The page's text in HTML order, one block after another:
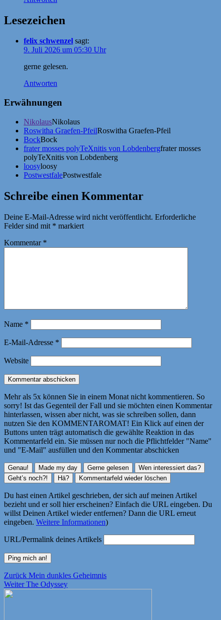
Lesezeichen
felix schwenzel sagt:
9. Juli 2026 um 05:30 Uhr
gerne gelesen.
Antworten
Erwähnungen
NikolausNikolaus
Roswitha Graefen-PfeilRoswitha Graefen-Pfeil
BockBock
frater mosses polyTeXnitis von Lobdenbergfrater mosses
polyTeXnitis von Lobdenberg
loosyloosy
PostwestfalePostwestfale
Schreibe einen Kommentar
Deine E-Mail-Adresse wird nicht veröffentlicht. Erforderliche
Felder sind mit * markiert
Kommentar *
Name *
E-Mail-Adresse *
Website
Mehr als 5x können Sie in einem Monat nicht kommentieren. So
sorry! Ist das Gegenteil der Fall und sie möchten einen Kommentar
hinterlassen, wissen aber nicht, was sie schreiben sollen, dann
nutzen Sie den KOMMENTAROMAT! Ein Klick auf einen der
Buttons unten trägt automatisch die gewählte Reaktion in das
Kommentarfeld ein. Sie müssen nur noch die Pflichtfelder "Name"
und "E-Mail" ausfüllen und den Kommentar abschicken
Du hast einen Artikel geschrieben, der sich auf meinen Artikel
bezieht und er soll hier erscheinen? Einfach die URL eingeben. Du
willst Deinen Artikel wieder entfernen? Dann die URL erneut
eingeben. Weitere Informationen)
URL/Permalink deines Artikels
Beitragsnavigation
Zurück Vorheriger
Beitrag:
Mein dunkles Geheimnis
Weiter Nächster
The Odyssey